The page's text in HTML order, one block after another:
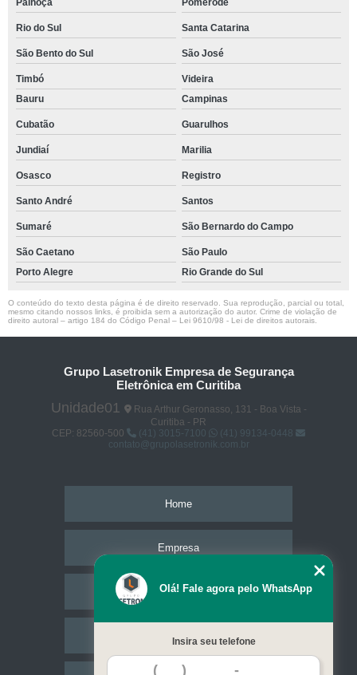
Palhoça Pomerode
Rio do Sul Santa Catarina
São Bento do Sul São José
Timbó
Videira
Bauru
Campinas
Cubatão Guarulhos
Jundiaí Marilia
Osasco Registro
Santo André Santos
Sumaré São Bernardo do Campo
São Caetano
São Paulo
Porto Alegre
Rio Grande do Sul
O conteúdo do texto desta página é de direito reservado. Sua reprodução, parcial ou total,
mesmo citando nossos links, é proibida sem a autorização do autor. Crime de violação de
direito autoral – artigo 184 do Código Penal – Lei 9610/98 - Lei de direitos autorais
Grupo Lasetronik Empresa de Segurança
Eletrônica em Curitiba
Unidade01
Rua Arthur Geronasso, 131 - Boa Vista -
Curitiba - PR
CEP: 82560-500
(41) 3015-7100
(41) 99134-0448
contato@grupolasetronik.com.br
Home
Empresa
Missão
Serviços
Olá! Fale agora pelo WhatsApp
Insira seu telefone